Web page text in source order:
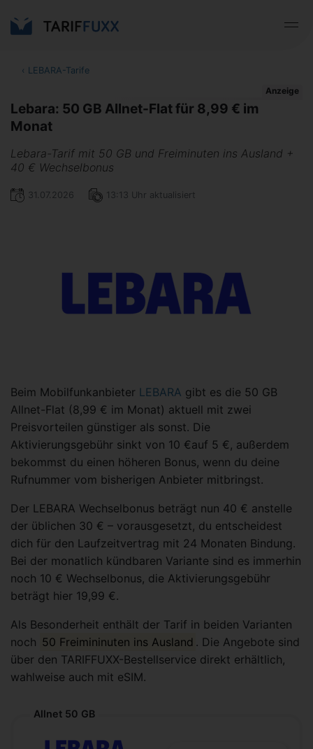
‹ LEBARA-Tarife
Anzeige
Lebara: 50 GB Allnet-Flat für 8,99 € im
Monat
Lebara-Tarif mit 50 GB und Freiminuten ins Ausland +
40 € Wechselbonus
31.07.2026 13:13 Uhr aktualisiert
Beim Mobilfunkanbieter LEBARA gibt es die 50 GB
Allnet-Flat (8,99 € im Monat) aktuell mit zwei
Preisvorteilen günstiger als sonst. Die
Aktivierungsgebühr sinkt von 10 €auf 5 €, außerdem
bekommst du einen höheren Bonus, wenn du deine
Rufnummer vom bisherigen Anbieter mitbringst.
Der LEBARA Wechselbonus beträgt nun 40 € anstelle
der üblichen 30 € – vorausgesetzt, du entscheidest
dich für den Laufzeitvertrag mit 24 Monaten Bindung.
Bei der monatlich kündbaren Variante sind es immerhin
noch 10 € Wechselbonus, die Aktivierungsgebühr
beträgt hier 19,99 €.
Als Besonderheit enthält der Tarif in beiden Varianten
noch 50 Freimininuten ins Ausland . Die Angebote sind
über den TARIFFUXX-Bestellservice direkt erhältlich,
wahlweise auch mit eSIM.
Allnet 50 GB